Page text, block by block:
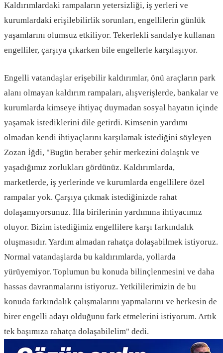
Kaldırımlardaki rampaların yetersizliği, iş yerleri ve
kurumlardaki erişilebilirlik sorunları, engellilerin günlük
yaşamlarını olumsuz etkiliyor. Tekerlekli sandalye kullanan
engelliler, çarşıya çıkarken bile engellerle karşılaşıyor.
Engelli vatandaşlar erişebilir kaldırımlar, önü araçların park
alanı olmayan kaldırım rampaları, alışverişlerde, bankalar ve
kurumlarda kimseye ihtiyaç duymadan sosyal hayatın içinde
yaşamak istediklerini dile getirdi. Kimsenin yardımı
olmadan kendi ihtiyaçlarını karşılamak istediğini söyleyen
Zozan İğdi, "Bugün beraber şehir merkezini dolaştık ve
yaşadığımız zorlukları gördünüz. Kaldırımlarda,
marketlerde, iş yerlerinde ve kurumlarda engellilere özel
rampalar yok. Çarşıya çıkmak istediğinizde rahat
dolaşamıyorsunuz. İlla birilerinin yardımına ihtiyacımız
oluyor. Bizim istediğimiz engellilere karşı farkındalık
oluşmasıdır. Yardım almadan rahatça dolaşabilmek istiyoruz.
Normal vatandaşlarda bu kaldırımlarda, yollarda
yürüyemiyor. Toplumun bu konuda bilinçlenmesini ve daha
hassas davranmalarını istiyoruz. Yetkililerimizin de bu
konuda farkındalık çalışmalarını yapmalarını ve herkesin de
birer engelli adayı olduğunu fark etmelerini istiyorum. Artık
tek başımıza rahatça dolaşabilelim" dedi.